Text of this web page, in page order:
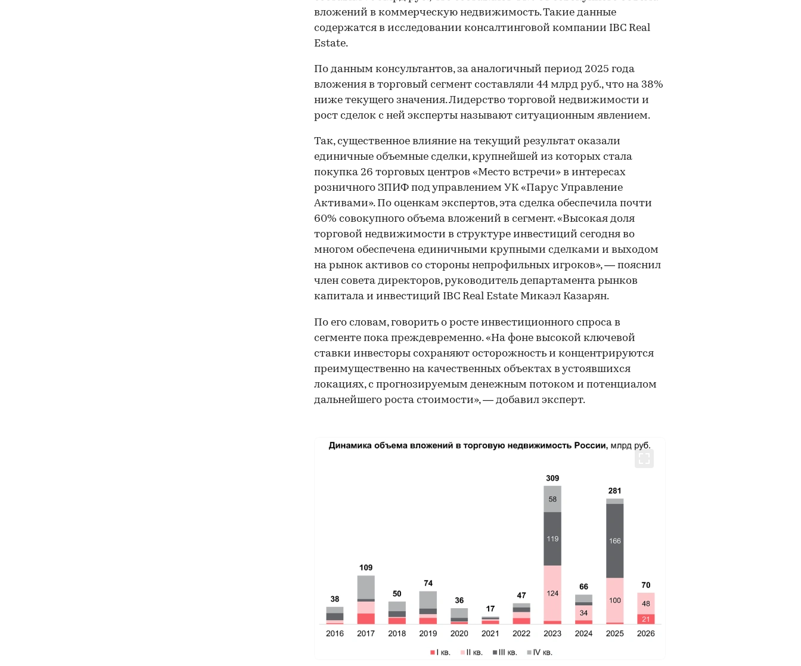
вложений в коммерческую недвижимость. Такие данные
содержатся в исследовании консалтинговой компании IBC Real
Estate.
По данным консультантов, за аналогичный период 2025 года
вложения в торговый сегмент составляли 44 млрд руб., что на 38%
ниже текущего значения. Лидерство торговой недвижимости и
рост сделок с ней эксперты называют ситуационным явлением.
Так, существенное влияние на текущий результат оказали
единичные объемные сделки, крупнейшей из которых стала
покупка 26 торговых центров «Место встречи» в интересах
розничного ЗПИФ под управлением УК «Парус Управление
Активами». По оценкам экспертов, эта сделка обеспечила почти
60% совокупного объема вложений в сегмент. «Высокая доля
торговой недвижимости в структуре инвестиций сегодня во
многом обеспечена единичными крупными сделками и выходом
на рынок активов со стороны непрофильных игроков», — пояснил
член совета директоров, руководитель департамента рынков
капитала и инвестиций IBC Real Estate Микаэл Казарян.
По его словам, говорить о росте инвестиционного спроса в
сегменте пока преждевременно. «На фоне высокой ключевой
ставки инвесторы сохраняют осторожность и концентрируются
преимущественно на качественных объектах в устоявшихся
локациях, с прогнозируемым денежным потоком и потенциалом
дальнейшего роста стоимости», — добавил эксперт.